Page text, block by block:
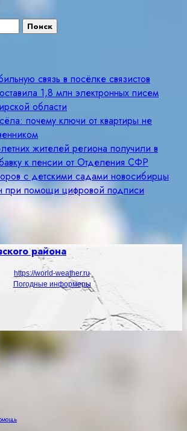
связь в посёлке связистов
1,8 млн электронных писем
области
почему ключи от квартиры не
жителей региона получили в
к пенсии от Отделения СФР
с детскими садами новосибирцы
при помощи цифровой подписи
района
https://world-weather.ru
Погодные информеры